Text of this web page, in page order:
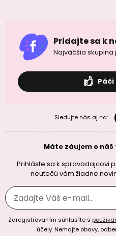
Pridajte sa k
Najväčšia
Páči
Sledujte nás aj na:
Máte záujem o
Prihláste sa k spravodajcovi
neutečú vám žiadne
Zaregistrovaním súhlasíte s
účely. Nemajte obavy,